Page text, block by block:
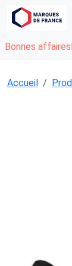
Bonnes affaires
Accueil